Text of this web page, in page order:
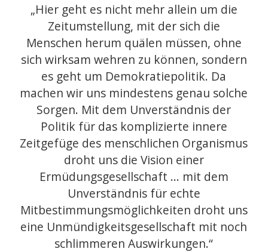
„Hier geht es nicht mehr allein um die
Zeitumstellung, mit der sich die
Menschen herum quälen müssen, ohne
sich wirksam wehren zu können, sondern
es geht um Demokratiepolitik. Da
machen wir uns mindestens genau solche
Sorgen. Mit dem Unverständnis der
Politik für das komplizierte innere
Zeitgefüge des menschlichen Organismus
droht uns die Vision einer
Ermüdungsgesellschaft … mit dem
Unverständnis für echte
Mitbestimmungsmöglichkeiten droht uns
eine Unmündigkeitsgesellschaft mit noch
schlimmeren Auswirkungen.“